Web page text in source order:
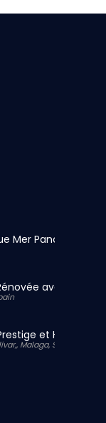
Mer Panoramique
avec Grand
et Horizon
Malaga, Spain